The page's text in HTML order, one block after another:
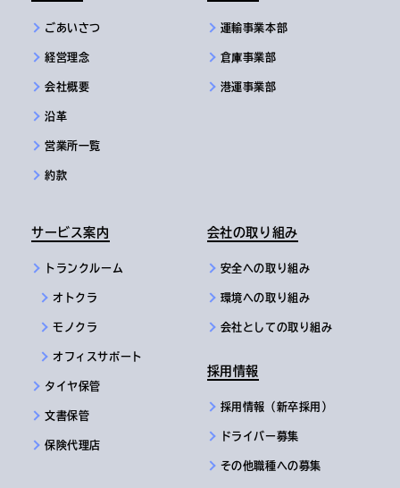
ごあいさつ
経営理念
会社概要
沿革
営業所一覧
約款
運輸事業本部
倉庫事業部
港運事業部
サービス案内
トランクルーム
オトクラ
モノクラ
オフィスサポート
タイヤ保管
文書保管
保険代理店
会社の取り組み
安全への取り組み
環境への取り組み
会社としての取り組み
採用情報
採用情報（新卒採用）
ドライバー募集
その他職種への募集